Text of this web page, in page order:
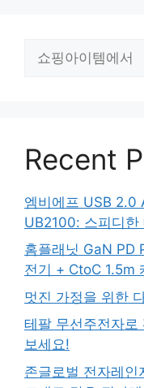
Recent
엠비에프 USB 2.0
UB2100: 스피디한
홈플래닛 GaN PD
전기 + CtoC 1.5m
멋진 가정을 위한
테팔 무선주전자로
보세요!
존글로벌 전자레